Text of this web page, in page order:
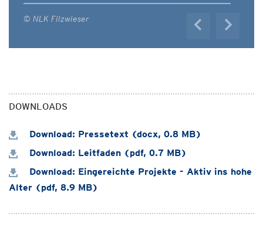
© NLK Filzwieser
DOWNLOADS
Download: Pressetext (docx, 0.8 MB)
Download: Leitfaden (pdf, 0.7 MB)
Download: Eingereichte Projekte - Aktiv ins hohe
Alter (pdf, 8.9 MB)